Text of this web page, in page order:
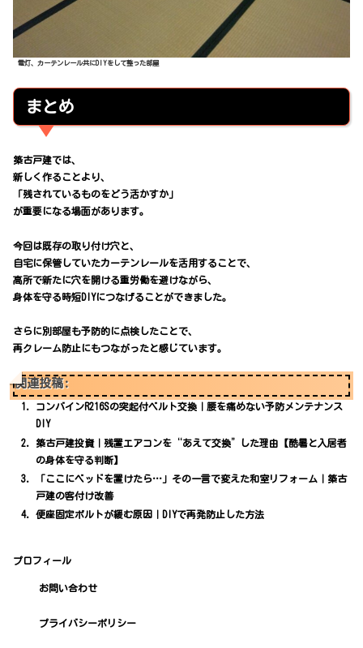
電灯、カーテンレール共にDIYをして整った部屋
まとめ
築古戸建では、
新しく作ることより、
「残されているものをどう活かすか」
が重要になる場面があります。
今回は既存の取り付け穴と、
自宅に保管していたカーテンレールを活用することで、
高所で新たに穴を開ける重労働を避けながら、
身体を守る時短DIYにつなげることができました。
さらに別部屋も予防的に点検したことで、
再クレーム防止にもつながったと感じています。
関連投稿:
コンバインR216Sの突起付ベルト交換｜腰を痛めない予防メンテナンス
DIY
築古戸建投資｜残置エアコンを“あえて交換”した理由【酷暑と入居者
の身体を守る判断】
「ここにベッドを置けたら…」その一言で変えた和室リフォーム｜築古
戸建の客付け改善
便座固定ボルトが緩む原因｜DIYで再発防止した方法
プロフィール
お問い合わせ
プライバシーポリシー